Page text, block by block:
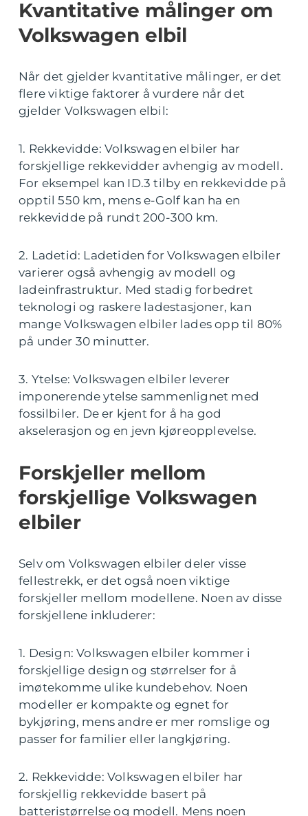
Kvantitative målinger om
Volkswagen elbil
Når det gjelder kvantitative målinger, er det
flere viktige faktorer å vurdere når det
gjelder Volkswagen elbil:
1. Rekkevidde: Volkswagen elbiler har
forskjellige rekkevidder avhengig av modell.
For eksempel kan ID.3 tilby en rekkevidde på
opptil 550 km, mens e-Golf kan ha en
rekkevidde på rundt 200-300 km.
2. Ladetid: Ladetiden for Volkswagen elbiler
varierer også avhengig av modell og
ladeinfrastruktur. Med stadig forbedret
teknologi og raskere ladestasjoner, kan
mange Volkswagen elbiler lades opp til 80%
på under 30 minutter.
3. Ytelse: Volkswagen elbiler leverer
imponerende ytelse sammenlignet med
fossilbiler. De er kjent for å ha god
akselerasjon og en jevn kjøreopplevelse.
Forskjeller mellom
forskjellige Volkswagen
elbiler
Selv om Volkswagen elbiler deler visse
fellestrekk, er det også noen viktige
forskjeller mellom modellene. Noen av disse
forskjellene inkluderer:
1. Design: Volkswagen elbiler kommer i
forskjellige design og størrelser for å
imøtekomme ulike kundebehov. Noen
modeller er kompakte og egnet for
bykjøring, mens andre er mer romslige og
passer for familier eller langkjøring.
2. Rekkevidde: Volkswagen elbiler har
forskjellig rekkevidde basert på
batteristørrelse og modell. Mens noen